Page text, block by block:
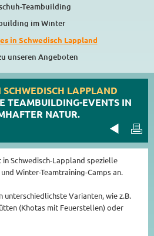
Teambuilding
im Winter
in Schwedisch Lappland
unseren Angeboten
LAPPLAND
TEAMBUILDING-EVENTS IN
NATUR.
Schwedisch-Lappland spezielle
Winter-Teamtraining-Camps an.
unterschiedlichste Varianten, wie z.B.
(Khotas mit Feuerstellen) oder